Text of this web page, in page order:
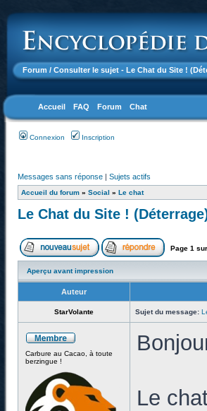
Forum / Consulter le sujet - Le Chat du Site !
Accueil FAQ Forum Chat
Connexion Inscription
Messages sans réponse | Sujets actifs
Accueil du forum » Social » Le chat
Le Chat du Site !
Page 1 sur
Aperçu avant impression
Auteur
StarVolante Sujet du message:
Carbure au Cacao, à toute
berzingue !
Le